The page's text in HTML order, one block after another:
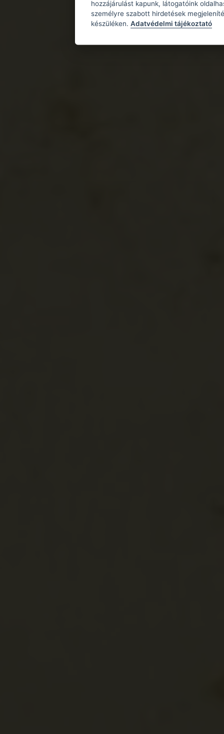
hozzájárulást kapunk, látogatóink
személyre szabott hirdetések
készüléken. Adatvédelmi tájékoztató